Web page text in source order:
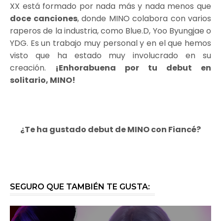
XX está formado por nada más y nada menos que
doce canciones, donde MINO colabora con varios
raperos de la industria, como Blue.D, Yoo Byungjae o
YDG. Es un trabajo muy personal y en el que hemos
visto que ha estado muy involucrado en su
creación. ¡Enhorabuena por tu debut en
solitario, MINO!
¿Te ha gustado debut de MINO con Fiancé?
SEGURO QUE TAMBIÉN TE GUSTA: